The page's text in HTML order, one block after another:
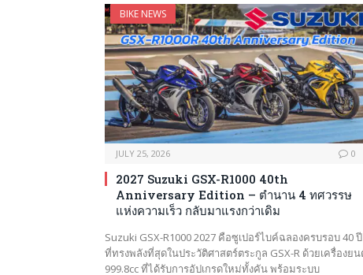
BIKE NEWS
JULY 25, 2026 0
2027 Suzuki GSX-R1000 40th
Anniversary Edition – ตำนาน 4 ทศวรรษ
แห่งความเร็ว กลับมาแรงกว่าเดิม
Suzuki GSX-R1000 2027 คือซูเปอร์ไบค์ฉลองครบรอบ 40 ปี
ที่ทรงพลังที่สุดในประวัติศาสตร์ตระกูล GSX-R ด้วยเครื่องย
999.8cc ที่ได้รับการอัปเกรดใหม่ทั้งคัน พร้อมระบบ